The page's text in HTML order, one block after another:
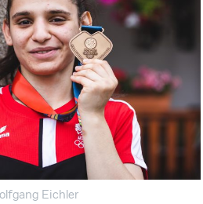
Eichler